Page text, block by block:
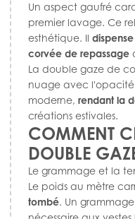
Un aspect gaufré
premier lavage. Ce
esthétique. Il
corvée de repassage
La double gaze de
nuage avec
moderne, rendant la
créations estivales.
COMMENT
DOUBLE
Le grammage et la
Le poids au mètre
tombé. Un